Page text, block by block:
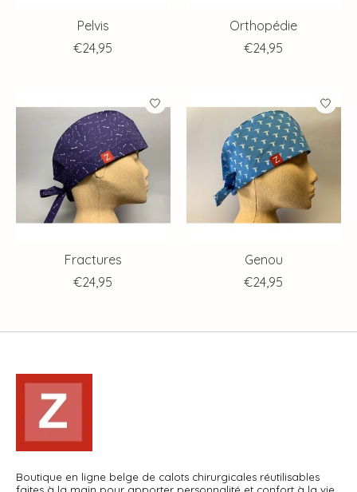
Pelvis
€24,95
Orthopédie
€24,95
Fractures
€24,95
Genou
€24,95
Boutique en ligne belge de calots chirurgicales réutilisables